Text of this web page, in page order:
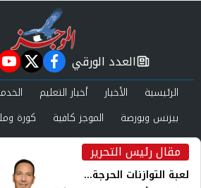
مقال رئيس التحرير
لعبة التوازنات الحرجة...
newspaper
العدد الورقي facebook
الرئيسية الأخبار أخبار التعليم
بيزنس وبورصة
الموجز كافية كورة
صحة وجمال
عرب وعالم حوادث
العدد الورقي